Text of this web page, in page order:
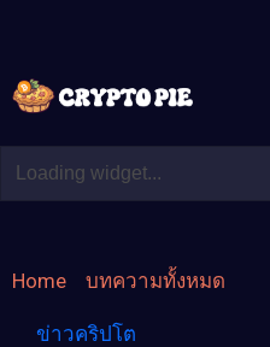
Home บทความทั้งหมด
ข่าวคริปโต